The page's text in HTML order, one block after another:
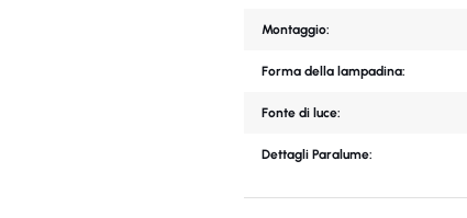
Montaggio:
Forma della lampadina:
Fonte di luce:
Dettagli Paralume: